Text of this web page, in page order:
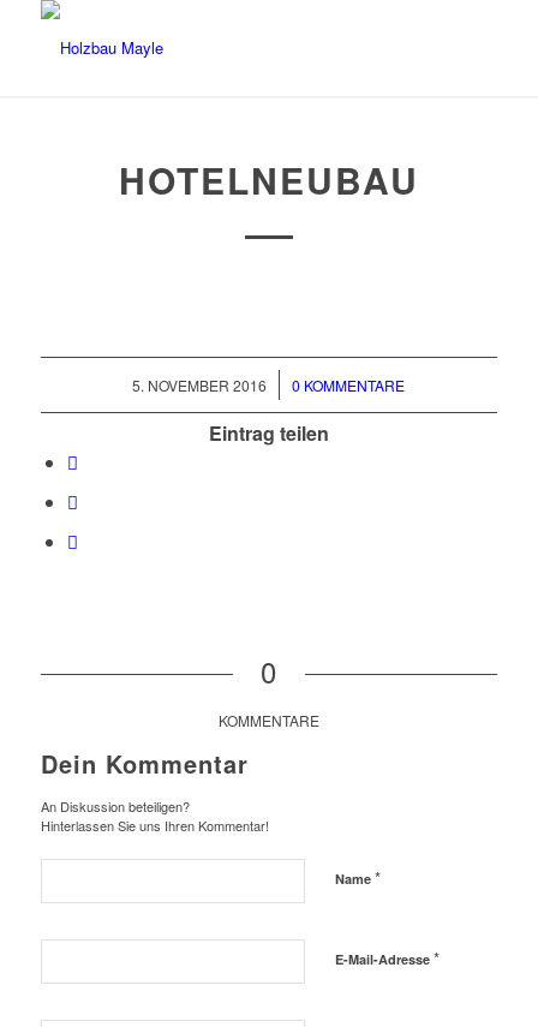
HOTELNEUBAU
5. NOVEMBER 2016
/ 0 KOMMENTARE
Eintrag teilen
0
KOMMENTARE
Dein Kommentar
An Diskussion beteiligen?
Hinterlassen Sie uns Ihren Kommentar!
Name *
E-Mail-Adresse *